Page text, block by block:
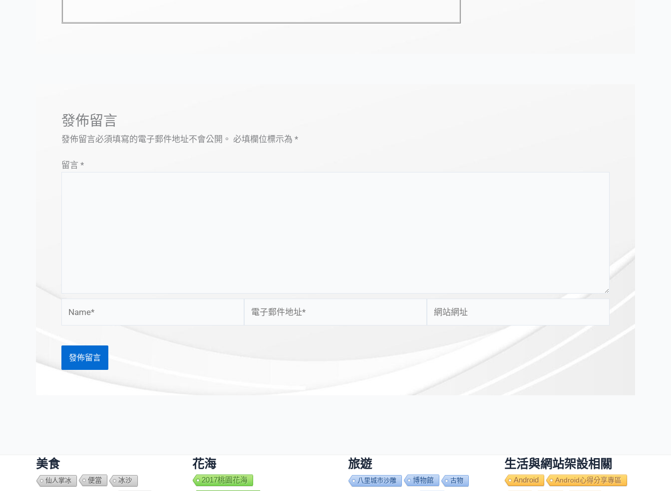
發佈留言
發佈留言必須填寫的電子郵件地址不會公開。 必填欄位標示為 *
留言 *
站
美食
仙人掌冰 便當 冰沙
花海
2017桃園花海
旅遊
八里城市沙雕 博物館 古物
生活與網站架設相關
Android Android心得分享專區